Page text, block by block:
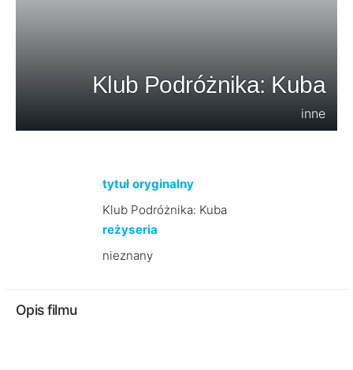
Klub Podróżnika: Kuba
inne
tytuł oryginalny
Klub Podróżnika: Kuba
reżyseria
nieznany
Opis filmu